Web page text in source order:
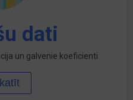
dati
un galvenie koeficienti